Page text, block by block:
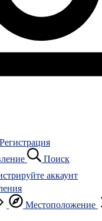
Регистрация
Поиск
аккаунт
Местоположение